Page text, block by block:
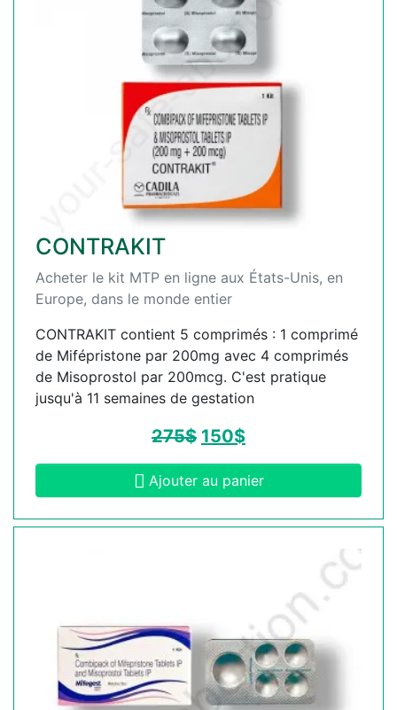
CONTRAKIT
Acheter le kit MTP en ligne aux États-Unis, en
Europe, dans le monde entier
CONTRAKIT contient 5 comprimés : 1 comprimé
de Mifépristone par 200mg avec 4 comprimés
de Misoprostol par 200mcg. C'est pratique
jusqu'à 11 semaines de gestation
275$ 150$
Ajouter au panier